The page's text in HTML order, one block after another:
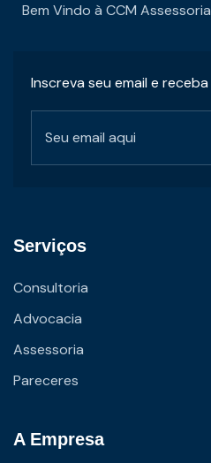
Bem Vindo à CCM
Inscreva seu email e
Serviços
Consultoria
Advocacia
Assessoria
Pareceres
A Empresa